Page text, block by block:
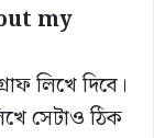
my
লিখে দিবে।
সেটাও ঠিক